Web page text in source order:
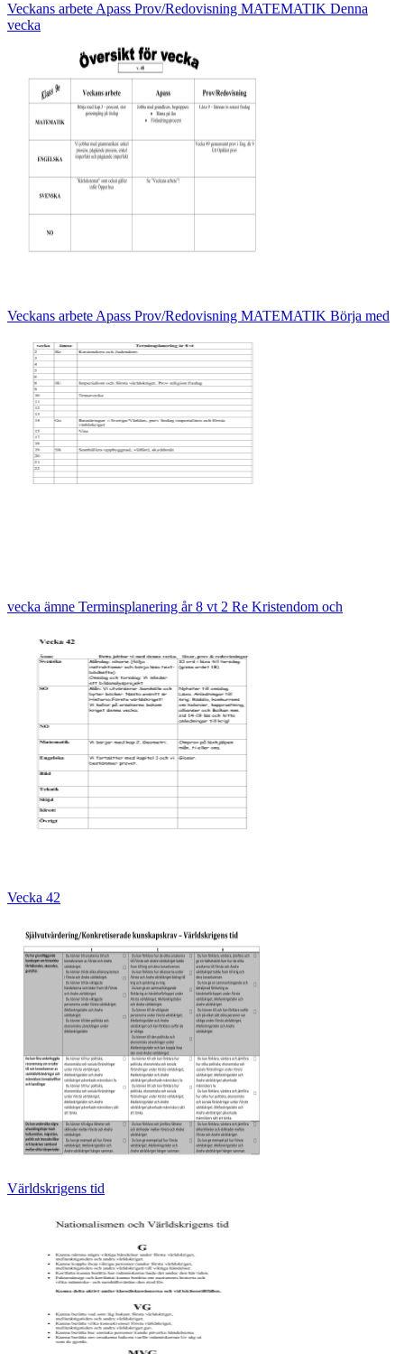
Veckans arbete Apass Prov/Redovisning MATEMATIK Denna
vecka
Veckans arbete Apass Prov/Redovisning MATEMATIK Börja med
vecka ämne Terminsplanering år 8 vt 2 Re Kristendom och
Vecka 42
Världskrigens tid